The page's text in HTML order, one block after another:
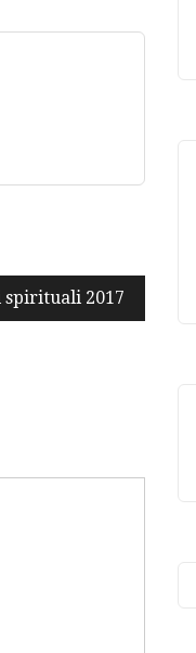
spirituali 2017